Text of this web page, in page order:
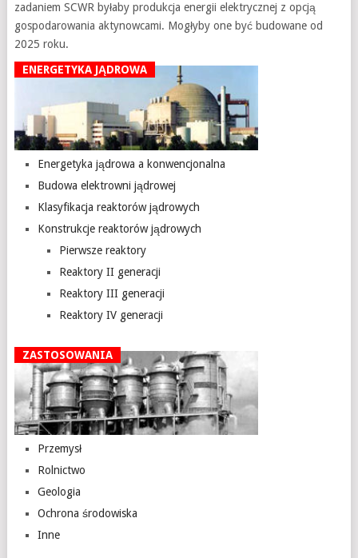
zadaniem SCWR byłaby produkcja energii elektrycznej z opcją
gospodarowania aktynowcami. Mogłyby one być budowane od
2025 roku.
ENERGETYKA JĄDROWA
Energetyka jądrowa a konwencjonalna
Budowa elektrowni jądrowej
Klasyfikacja reaktorów jądrowych
Konstrukcje reaktorów jądrowych
Pierwsze reaktory
Reaktory II generacji
Reaktory III generacji
Reaktory IV generacji
ZASTOSOWANIA
Przemysł
Rolnictwo
Geologia
Ochrona środowiska
Inne